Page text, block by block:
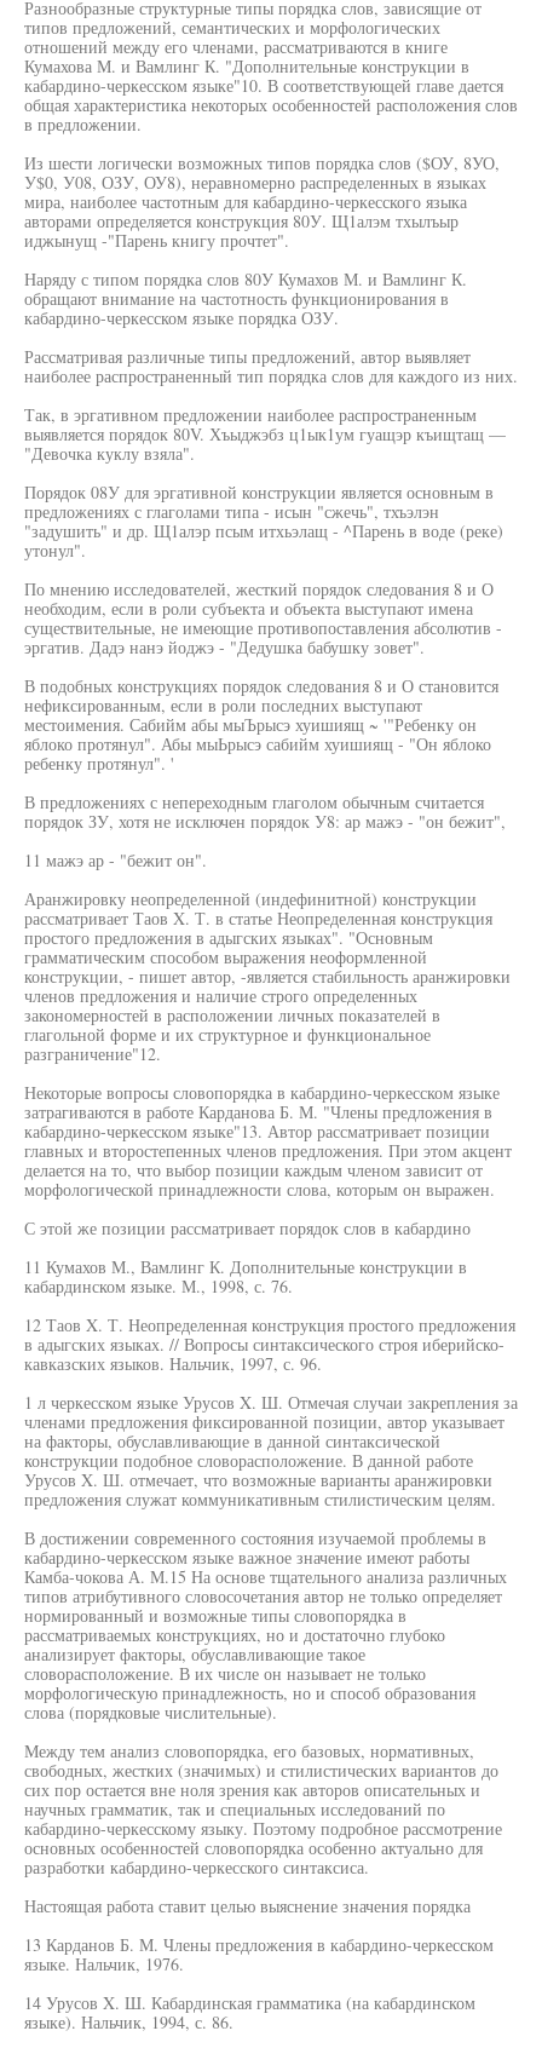
Разнообразные структурные типы порядка слов, зависящие от
типов предложений, семантических и морфологических
отношений между его членами, рассматриваются в книге
Кумахова М. и Вамлинг К. "Дополнительные конструкции в
кабардино-черкесском языке"10. В соответствующей главе дается
общая характеристика некоторых особенностей расположения слов
в предложении.
Из шести логически возможных типов порядка слов ($ОУ, 8УО,
У$0, У08, ОЗУ, ОУ8), неравномерно распределенных в языках
мира, наиболее частотным для кабардино-черкесского языка
авторами определяется конструкция 80У. Щ1алэм тхылъыр
иджынущ -"Парень книгу прочтет".
Наряду с типом порядка слов 80У Кумахов М. и Вамлинг К.
обращают внимание на частотность функционирования в
кабардино-черкесском языке порядка ОЗУ.
Рассматривая различные типы предложений, автор выявляет
наиболее распространенный тип порядка слов для каждого из них.
Так, в эргативном предложении наиболее распространенным
выявляется порядок 80V. Хъыджэбз ц1ык1ум гуащэр къищтащ —
"Девочка куклу взяла".
Порядок 08У для эргативной конструкции является основным в
предложениях с глаголами типа - исын "сжечь", тхъэлэн
"задушить" и др. Щ1алэр псым итхьэлащ - ^Парень в воде (реке)
утонул".
По мнению исследователей, жесткий порядок следования 8 и О
необходим, если в роли субъекта и объекта выступают имена
существительные, не имеющие противопоставления абсолютив -
эргатив. Дадэ нанэ йоджэ - "Дедушка бабушку зовет".
В подобных конструкциях порядок следования 8 и О становится
нефиксированным, если в роли последних выступают
местоимения. Сабийм абы мыЪрысэ хуишиящ ~ '"Ребенку он
яблоко протянул". Абы мыЬрысэ сабийм хуишиящ - "Он яблоко
ребенку протянул". '
В предложениях с непереходным глаголом обычным считается
порядок ЗУ, хотя не исключен порядок У8: ар мажэ - "он бежит",
11 мажэ ар - "бежит он".
Аранжировку неопределенной (индефинитной) конструкции
рассматривает Таов X. Т. в статье Неопределенная конструкция
простого предложения в адыгских языках". "Основным
грамматическим способом выражения неоформленной
конструкции, - пишет автор, -является стабильность аранжировки
членов предложения и наличие строго определенных
закономерностей в расположении личных показателей в
глагольной форме и их структурное и функциональное
разграничение"12.
Некоторые вопросы словопорядка в кабардино-черкесском языке
затрагиваются в работе Карданова Б. М. "Члены предложения в
кабардино-черкесском языке"13. Автор рассматривает позиции
главных и второстепенных членов предложения. При этом акцент
делается на то, что выбор позиции каждым членом зависит от
морфологической принадлежности слова, которым он выражен.
С этой же позиции рассматривает порядок слов в кабардино
11 Кумахов М., Вамлинг К. Дополнительные конструкции в
кабардинском языке. М., 1998, с. 76.
12 Таов X. Т. Неопределенная конструкция простого предложения
в адыгских языках. // Вопросы синтаксического строя иберийско-
кавказских языков. Нальчик, 1997, с. 96.
1 л черкесском языке Урусов X. Ш. Отмечая случаи закрепления за
членами предложения фиксированной позиции, автор указывает
на факторы, обуславливающие в данной синтаксической
конструкции подобное словорасположение. В данной работе
Урусов X. Ш. отмечает, что возможные варианты аранжировки
предложения служат коммуникативным стилистическим целям.
В достижении современного состояния изучаемой проблемы в
кабардино-черкесском языке важное значение имеют работы
Камба-чокова А. М.15 На основе тщательного анализа различных
типов атрибутивного словосочетания автор не только определяет
нормированный и возможные типы словопорядка в
рассматриваемых конструкциях, но и достаточно глубоко
анализирует факторы, обуславливающие такое
словорасположение. В их числе он называет не только
морфологическую принадлежность, но и способ образования
слова (порядковые числительные).
Между тем анализ словопорядка, его базовых, нормативных,
свободных, жестких (значимых) и стилистических вариантов до
сих пор остается вне ноля зрения как авторов описательных и
научных грамматик, так и специальных исследований по
кабардино-черкесскому языку. Поэтому подробное рассмотрение
основных особенностей словопорядка особенно актуально для
разработки кабардино-черкесского синтаксиса.
Настоящая работа ставит целью выяснение значения порядка
13 Карданов Б. М. Члены предложения в кабардино-черкесском
языке. Нальчик, 1976.
14 Урусов X. Ш. Кабардинская грамматика (на кабардинском
языке). Нальчик, 1994, с. 86.